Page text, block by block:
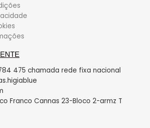
475 chamada rede fixa nacional
Franco Cannas 23-Bloco 2-armz T